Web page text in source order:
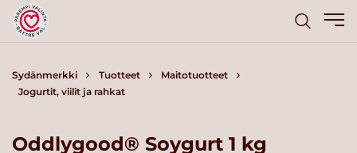
Sydänmerkki Tuotteet
Maitotuotteet
Jogurtit, viilit ja rahkat
Oddlygood® Soygurt 1 kg